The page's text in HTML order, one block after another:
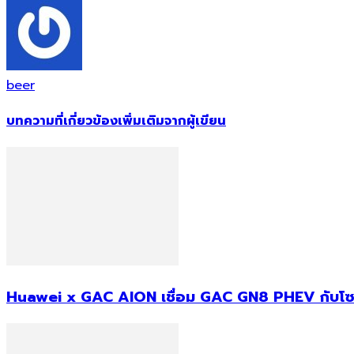
beer
บทความที่เกี่ยวข้องเพิ่มเติมจากผู้เขียน
Huawei x GAC AION เชื่อม GAC GN8 PHEV กับ